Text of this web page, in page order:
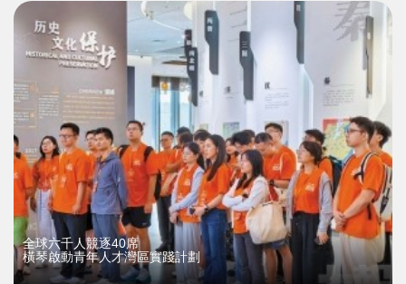
全球六千人競逐40席
橫琴啟動青年人才灣區實踐計劃